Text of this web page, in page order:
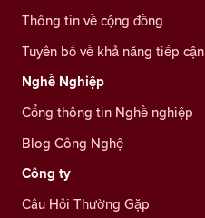
Thông tin về cộng đồng
Tuyên bố về khả năng tiếp cận
Nghề Nghiệp
Cổng thông tin Nghề nghiệp
Blog Công Nghệ
Công ty
Câu Hỏi Thường Gặp